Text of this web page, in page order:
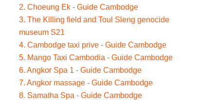
2. Choeung Ek - Guide Cambodge
3. The Killing field and Toul Sleng genocide
museum S21
4. Cambodge taxi prive - Guide Cambodge
5. Mango Taxi Cambodia - Guide Cambodge
6. Angkor Spa 1 - Guide Cambodge
7. Angkor massage - Guide Cambodge
8. Samatha Spa - Guide Cambodge